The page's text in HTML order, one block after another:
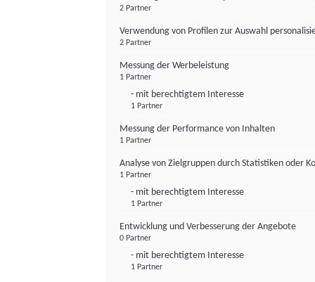
2 Partner
Verwendung von Profilen zur Auswahl
2 Partner
Messung der Werbeleistung
1 Partner
- mit berechtigtem Interesse
1 Partner
Messung der Performance von Inhalten
1 Partner
Analyse von Zielgruppen durch Statistiken oder
1 Partner
- mit berechtigtem Interesse
1 Partner
Entwicklung und Verbesserung der Angebote
0 Partner
- mit berechtigtem Interesse
1 Partner